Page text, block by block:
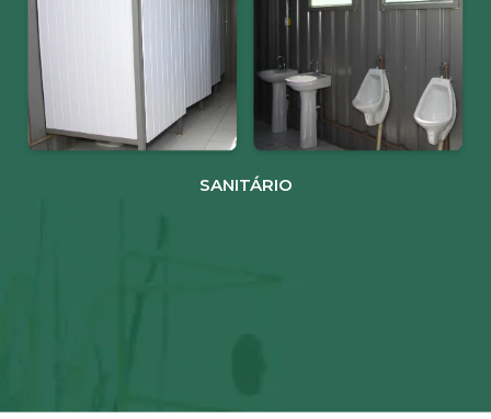
SANITÁRIO